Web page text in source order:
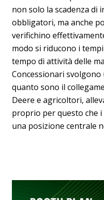
non solo la scadenza di
obbligatori, ma anche
verifichino
modo si riducono i
tempo di attività delle
Concessionari
quanto sono il
Deere e agricoltori,
proprio per questo che
una posizione centrale